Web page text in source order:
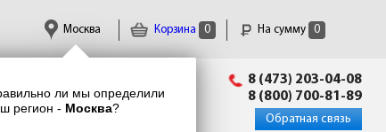
Корзина 0 На сумму 0
ли мы определили
регион - Москва?
Москва
info@enkor24.ru
8 (473) 203-04-08
8 (800) 700-81-89
Обратная связь